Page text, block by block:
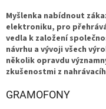
Myšlenka nabídnout
elektroniku, pro
vedla k založení
návrhu a vývoji všech
několik opravdu
zkušenostmi z
GRAMOFONY